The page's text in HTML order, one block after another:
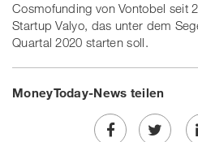
Cosmofunding von Vontobel seit
Startup Valyo, das unter dem
Quartal 2020 starten soll.
MoneyToday-News teilen